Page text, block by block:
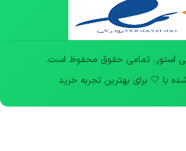
با 🤍 برای بهترین تجربه خرید